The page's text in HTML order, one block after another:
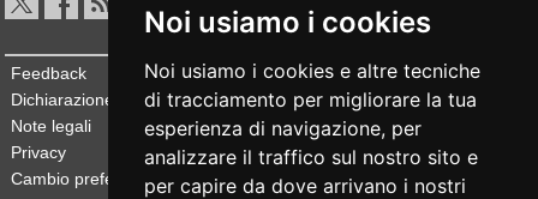
Noi usiamo i cookies
Noi usiamo i cookies e altre tecniche
di tracciamento per migliorare la tua
esperienza di navigazione, per
analizzare il traffico sul nostro sito e
per capire da dove arrivano i nostri
Feedback
Dichiarazione di accessibilità
Note legali
Privacy
Cambio preferenze cookie